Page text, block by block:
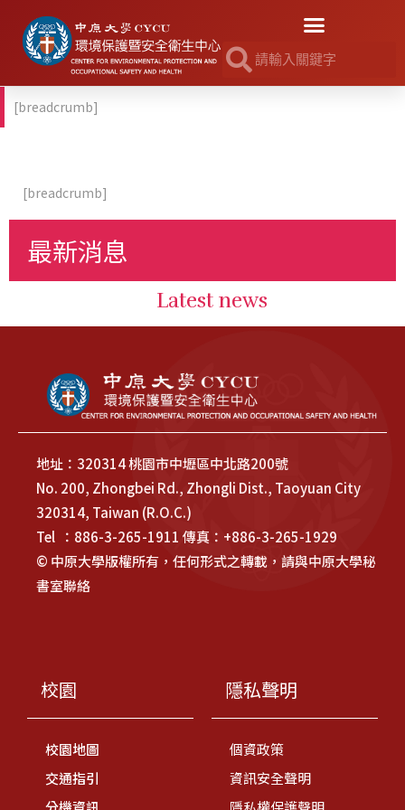
[breadcrumb]
[breadcrumb]
最新消息
Latest news
地址：320314 桃園市中壢區中北路200號
No. 200, Zhongbei Rd., Zhongli Dist., Taoyuan City
320314, Taiwan (R.O.C.)
Tel ：886-3-265-1911 傳真：+886-3-265-1929
© 中原大學版權所有，任何形式之轉載，請與中原大學秘
書室聯絡
校園
校園地圖
交通指引
隱私聲明
個資政策
資訊安全聲明